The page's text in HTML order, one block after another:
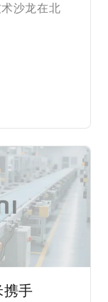
沙龙在北
携手